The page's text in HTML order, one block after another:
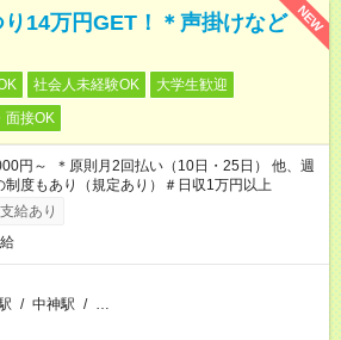
NEW
14万円GET！＊声掛けなど
社会人未経験OK
大学生歓迎
面接OK
円～ ＊原則月2回払い（10日・25日） 他、週
制度もあり（規定あり）＃日収1万円以上
給あり
/ 中神駅 / …